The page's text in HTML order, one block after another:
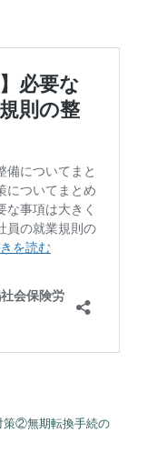
策②無期転換手続の